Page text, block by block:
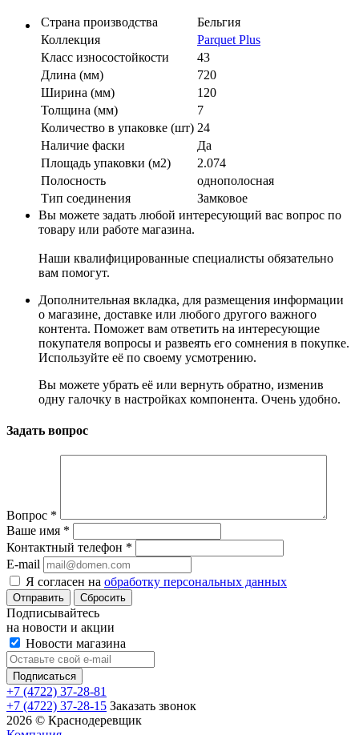
Страна производства
Бельгия
Коллекция
Parquet Plus
Класс износостойкости
43
Длина (мм)
720
Ширина (мм)
120
Толщина (мм)
7
Количество в упаковке (шт) 24
Наличие фаски
Да
Площадь упаковки (м2)
2.074
Полосность
однополосная
Тип соединения
Замковое
Вы можете задать любой интересующий вас вопрос по
товару или работе магазина.
Наши квалифицированные специалисты обязательно
вам помогут.
Дополнительная вкладка, для размещения информации
о магазине, доставке или любого другого важного
контента. Поможет вам ответить на интересующие
покупателя вопросы и развеять его сомнения в покупке.
Используйте её по своему усмотрению.
Вы можете убрать её или вернуть обратно, изменив
одну галочку в настройках компонента. Очень удобно.
Задать вопрос
Вопрос *
Ваше имя *
Контактный телефон *
E-mail
Я согласен на обработку персональных данных
Сбросить
Подписывайтесь
на новости и акции
Новости магазина
+7 (4722) 37-28-81
+7 (4722) 37-28-15 Заказать звонок
2026 © Краснодеревщик